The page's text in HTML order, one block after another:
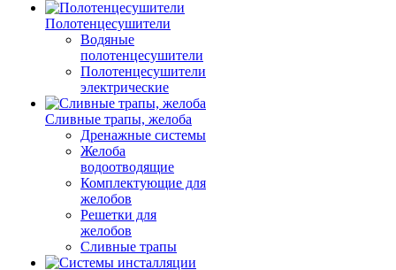
Полотенцесушители
Водяные
полотенцесушители
Полотенцесушители
электрические
Сливные трапы, желоба
Дренажные системы
Желоба
водоотводящие
Комплектующие для
желобов
Решетки для
желобов
Сливные трапы